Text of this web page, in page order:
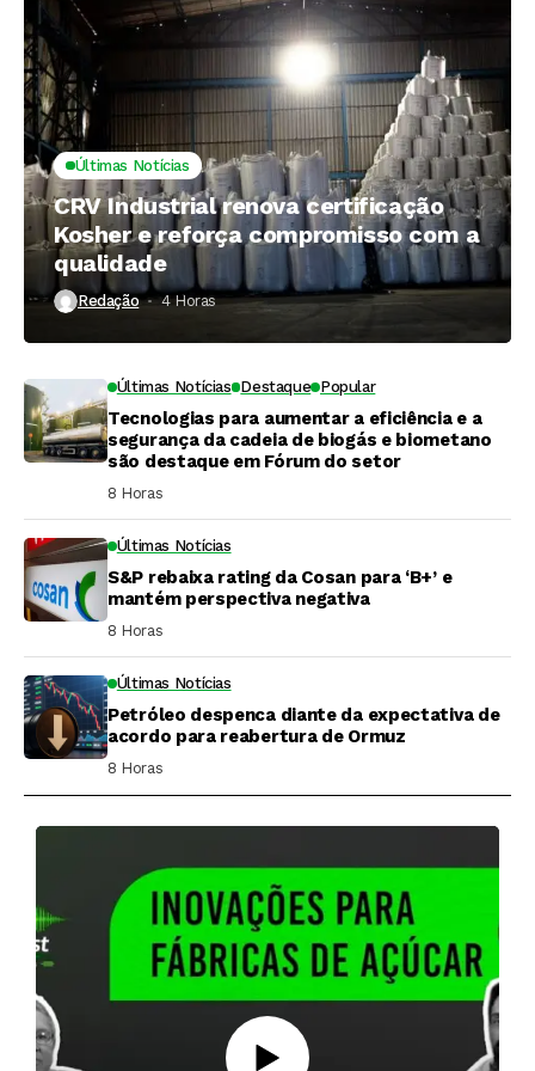
Últimas Notícias
CRV Industrial renova certificação
Kosher e reforça compromisso com a
qualidade
Redação 4 Horas ⁮
Últimas Notícias Destaque Popular
Tecnologias para aumentar a eficiência e a
segurança da cadeia de biogás e biometano
são destaque em Fórum do setor
8 Horas ⁮
Últimas Notícias
S&P rebaixa rating da Cosan para ‘B+’ e
mantém perspectiva negativa
8 Horas ⁮
Últimas Notícias
Petróleo despenca diante da expectativa de
acordo para reabertura de Ormuz
8 Horas ⁮